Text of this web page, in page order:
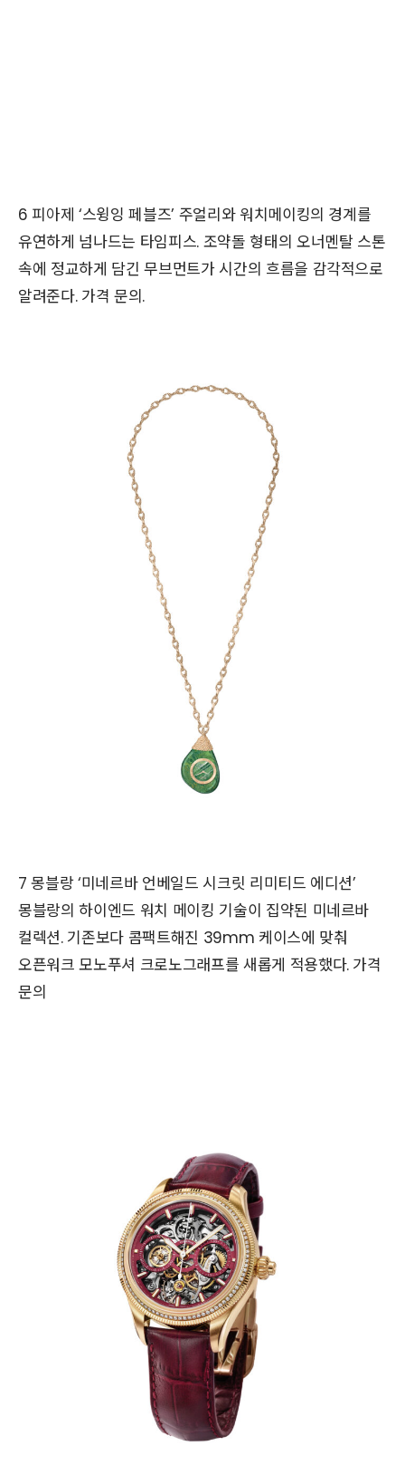
6 피아제 ‘스윙잉 페블즈’ 주얼리와 워치메이킹의 경계를
유연하게 넘나드는 타임피스. 조약돌 형태의 오너멘탈 스톤
속에 정교하게 담긴 무브먼트가 시간의 흐름을 감각적으로
알려준다. 가격 문의.
7 몽블랑 ‘미네르바 언베일드 시크릿 리미티드 에디션’
몽블랑의 하이엔드 워치 메이킹 기술이 집약된 미네르바
컬렉션. 기존보다 콤팩트해진 39mm 케이스에 맞춰
오픈워크 모노푸셔 크로노그래프를 새롭게 적용했다. 가격
문의